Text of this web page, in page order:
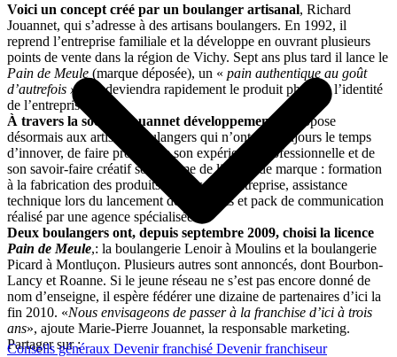
Conseils généraux Devenir franchisé Devenir franchiseur
Voici un concept créé par un boulanger artisanal, Richard
Jouannet, qui s’adresse à des artisans boulangers. En 1992, il
reprend l’entreprise familiale et la développe en ouvrant plusieurs
points de vente dans la région de Vichy. Sept ans plus tard il lance le
Pain de Meule (marque déposée), un « pain authentique au goût
d’autrefois » , qui deviendra rapidement le produit phare et l’identité
de l’entreprise.
À travers la société Jouannet développement,
il propose
désormais aux artisans boulangers qui n’ont pas toujours le temps
d’innover, de faire profiter de son expérience professionnelle et de
son savoir-faire créatif sous forme de licence de marque : formation
à la fabrication des produits leaders de l’entreprise, assistance
technique lors du lancement des produits et pack de communication
réalisé par une agence spécialisée.
Deux boulangers ont, depuis septembre 2009, choisi la licence
Pain de Meule,: la boulangerie Lenoir à Moulins et la boulangerie
Picard à Montluçon. Plusieurs autres sont annoncés, dont Bourbon-
Lancy et Roanne. Si le jeune réseau ne s’est pas encore donné de
nom d’enseigne, il espère fédérer une dizaine de partenaires d’ici la
fin 2010. «Nous envisageons de passer à la franchise d’ici à trois
ans», ajoute Marie-Pierre Jouannet, la responsable marketing.
Partager sur :